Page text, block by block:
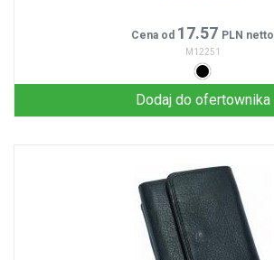
Cena od 17.57 PLN netto
M12251
Dodaj do ofertownika